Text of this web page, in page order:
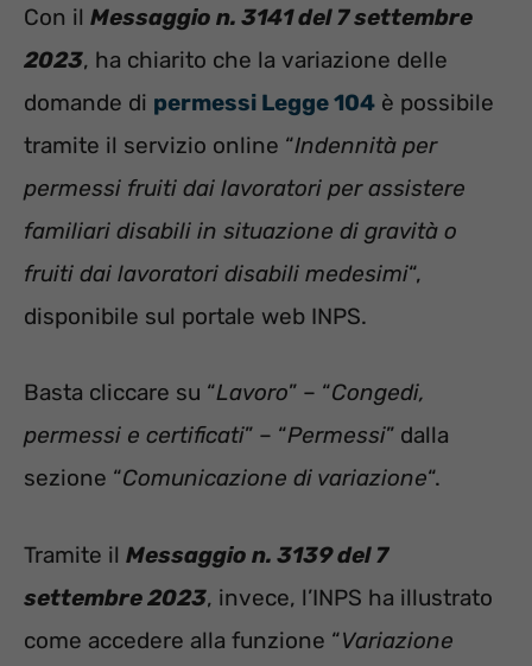
Con il Messaggio n. 3141 del 7 settembre
2023, ha chiarito che la variazione delle
domande di permessi Legge 104 è possibile
tramite il servizio online “Indennità per
permessi fruiti dai lavoratori per assistere
familiari disabili in situazione di gravità o
fruiti dai lavoratori disabili medesimi“,
disponibile sul portale web INPS.
Basta cliccare su “Lavoro” – “Congedi,
permessi e certificati” – “Permessi” dalla
sezione “Comunicazione di variazione“.
Tramite il Messaggio n. 3139 del 7
settembre 2023, invece, l’INPS ha illustrato
come accedere alla funzione “Variazione